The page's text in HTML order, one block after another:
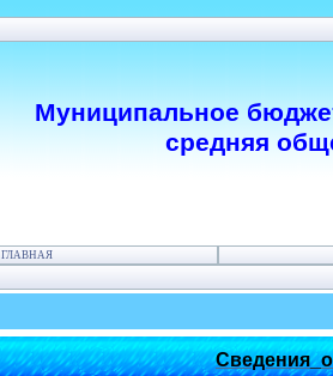
Муниципальное
средняя
ГЛАВНАЯ